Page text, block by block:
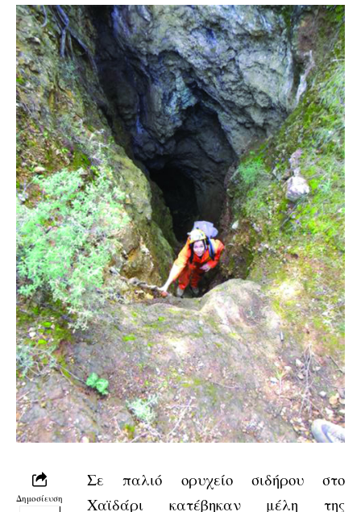
Δημοσίευση
Σε παλιό ορυχείο σιδήρου στο
Χαϊδάρι κατέβηκαν μέλη της